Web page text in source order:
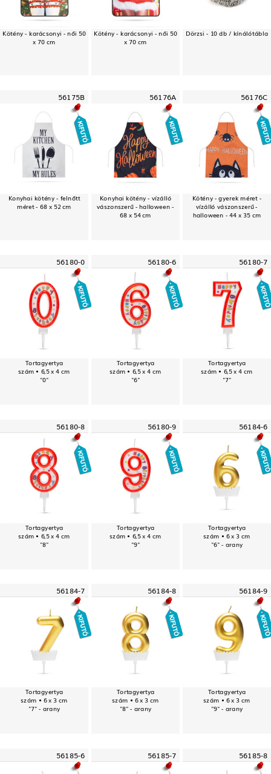
Kötény - karácsonyi - női 50
x 70 cm
Kötény - karácsonyi - női 50
x 70 cm
Dörzsi - 10 db / kínálótábla
56175B
Konyhai kötény - felnőtt
méret - 68 x 52 cm
56176A
Konyhai kötény - vízálló
vászonszerű - halloween -
68 x 54 cm
56176C
Kötény - gyerek méret -
vízálló vászonszerű -
halloween - 44 x 35 cm
56180-0
Tortagyertya
szám • 6,5 x 4 cm
"0"
56180-6
Tortagyertya
szám • 6,5 x 4 cm
"6"
56180-7
Tortagyertya
szám • 6,5 x 4 cm
"7"
56180-8
Tortagyertya
szám • 6,5 x 4 cm
"8"
56180-9
Tortagyertya
szám • 6,5 x 4 cm
"9"
56184-6
Tortagyertya
szám • 6 x 3 cm
"6" - arany
56184-7
Tortagyertya
szám • 6 x 3 cm
"7" - arany
56184-8
Tortagyertya
szám • 6 x 3 cm
"8" - arany
56184-9
Tortagyertya
szám • 6 x 3 cm
"9" - arany
56185-6 56185-7 56185-8